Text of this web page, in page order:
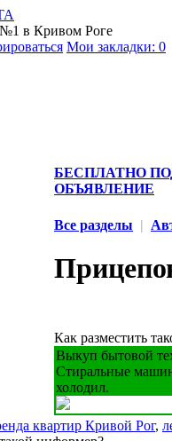
№1 в Кривом Роге
Мои закладки: 0
БЕСПЛАТНО
ОБЪЯВЛЕНИЕ
Все разделы |
Как разместить
Выкуп бытовой
Стиральные
холодил.
квартир Кривой Рог,